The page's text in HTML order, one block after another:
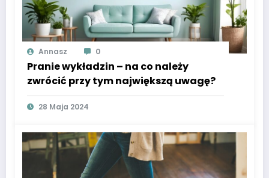
Annasz 0
Pranie wykładzin – na co należy
zwrócić przy tym największą uwagę?
28 Maja 2024